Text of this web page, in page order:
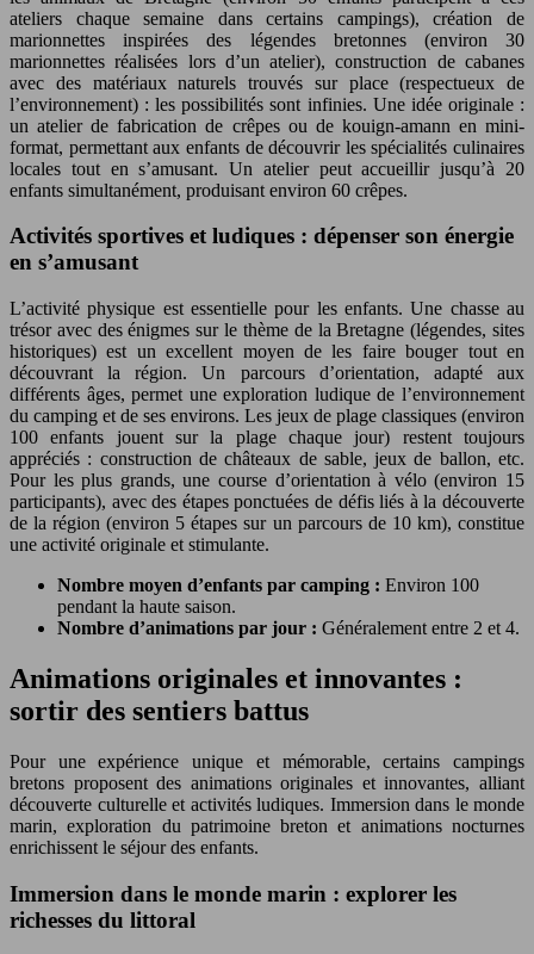
ateliers chaque semaine dans certains campings), création de
marionnettes inspirées des légendes bretonnes (environ 30
marionnettes réalisées lors d’un atelier), construction de cabanes
avec des matériaux naturels trouvés sur place (respectueux de
l’environnement) : les possibilités sont infinies. Une idée originale :
un atelier de fabrication de crêpes ou de kouign-amann en mini-
format, permettant aux enfants de découvrir les spécialités culinaires
locales tout en s’amusant. Un atelier peut accueillir jusqu’à 20
enfants simultanément, produisant environ 60 crêpes.
Activités sportives et ludiques : dépenser son énergie
en s’amusant
L’activité physique est essentielle pour les enfants. Une chasse au
trésor avec des énigmes sur le thème de la Bretagne (légendes, sites
historiques) est un excellent moyen de les faire bouger tout en
découvrant la région. Un parcours d’orientation, adapté aux
différents âges, permet une exploration ludique de l’environnement
du camping et de ses environs. Les jeux de plage classiques (environ
100 enfants jouent sur la plage chaque jour) restent toujours
appréciés : construction de châteaux de sable, jeux de ballon, etc.
Pour les plus grands, une course d’orientation à vélo (environ 15
participants), avec des étapes ponctuées de défis liés à la découverte
de la région (environ 5 étapes sur un parcours de 10 km), constitue
une activité originale et stimulante.
Nombre moyen d’enfants par camping : Environ 100
pendant la haute saison.
Nombre d’animations par jour : Généralement entre 2 et 4.
Animations originales et innovantes :
sortir des sentiers battus
Pour une expérience unique et mémorable, certains campings
bretons proposent des animations originales et innovantes, alliant
découverte culturelle et activités ludiques. Immersion dans le monde
marin, exploration du patrimoine breton et animations nocturnes
enrichissent le séjour des enfants.
Immersion dans le monde marin : explorer les
richesses du littoral